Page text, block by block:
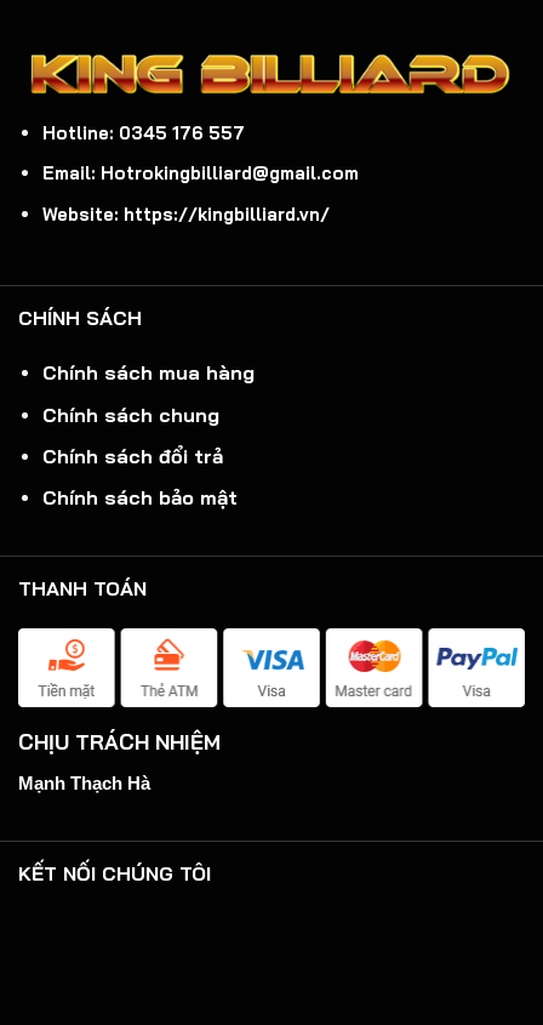
Hotline: 0345 176 557
Email: Hotrokingbilliard@gmail.com
Website: https://kingbilliard.vn/
CHÍNH SÁCH
Chính sách mua hàng
Chính sách chung
Chính sách đổi trả
Chính sách bảo mật
THANH TOÁN
CHỊU TRÁCH NHIỆM
Mạnh Thạch Hà
KẾT NỐI CHÚNG TÔI